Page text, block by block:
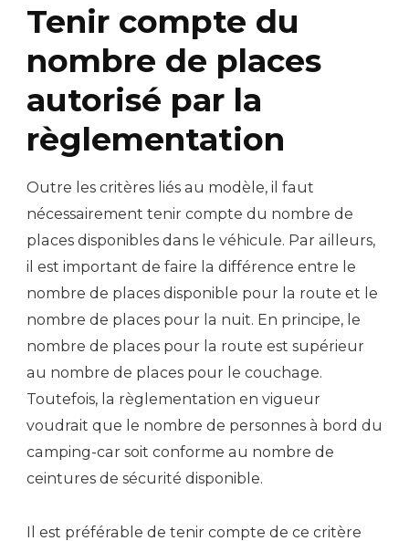
Tenir compte du
nombre de places
autorisé par la
règlementation
Outre les critères liés au modèle, il faut
nécessairement tenir compte du nombre de
places disponibles dans le véhicule. Par ailleurs,
il est important de faire la différence entre le
nombre de places disponible pour la route et le
nombre de places pour la nuit. En principe, le
nombre de places pour la route est supérieur
au nombre de places pour le couchage.
Toutefois, la règlementation en vigueur
voudrait que le nombre de personnes à bord du
camping-car soit conforme au nombre de
ceintures de sécurité disponible.
Il est préférable de tenir compte de ce critère